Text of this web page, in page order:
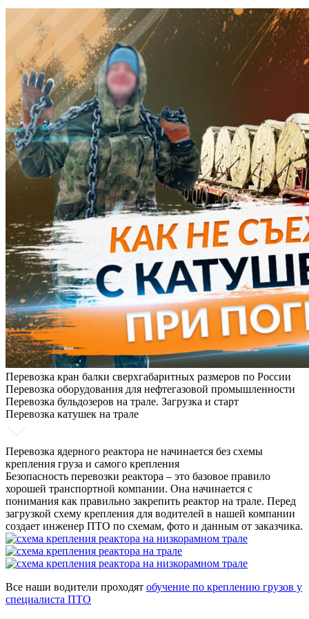
Перевозка кран балки сверхгабаритных размеров по России
Перевозка оборудования для нефтегазовой промышленности
Перевозка бульдозеров на трале. Загрузка и старт
Перевозка катушек на трале
Перевозка ядерного реактора не начинается без схемы
крепления груза и самого крепления
Безопасность перевозки реактора – это базовое правило
хорошей транспортной компании. Она начинается с
понимания как правильно закрепить реактор на трале. Перед
загрузкой схему крепления для водителей в нашей компании
создает инженер ПТО по схемам, фото и данным от заказчика.
Все наши водители проходят обучение по креплению грузов у
специалиста ПТО